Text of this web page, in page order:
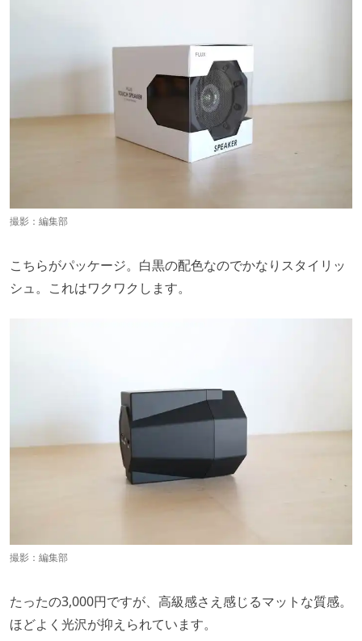
撮影：編集部
こちらがパッケージ。白黒の配色なのでかなりスタイリッ
シュ。これはワクワクします。
撮影：編集部
たったの3,000円ですが、高級感さえ感じるマットな質感。
ほどよく光沢が抑えられています。